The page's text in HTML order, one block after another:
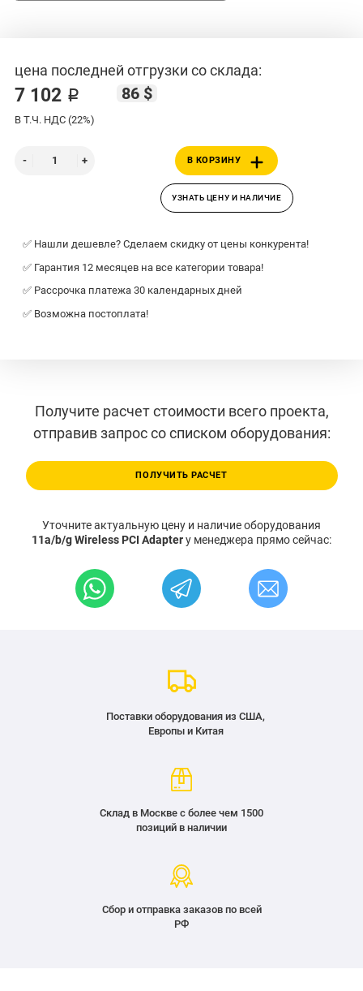
цена последней отгрузки со склада:
7 102 ₽ 86 $
В Т.Ч. НДС (22%)
В КОРЗИНУ
УЗНАТЬ ЦЕНУ И НАЛИЧИЕ
✅ Нашли дешевле? Сделаем скидку от цены конкурента!
✅ Гарантия 12 месяцев на все категории товара!
✅ Рассрочка платежа 30 календарных дней
✅ Возможна постоплата!
Получите расчет стоимости всего проекта,
отправив запрос со списком оборудования:
ПОЛУЧИТЬ РАСЧЕТ
Уточните актуальную цену и наличие оборудования
11a/b/g Wireless PCI Adapterу менеджера прямо сейчас:
Поставки оборудования из США,
Европы и Китая
Склад в Москве с более чем 1500
позиций в наличии
Сбор и отправка заказов по всей
РФ